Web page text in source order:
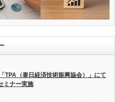
TPA（泰日経済技術振興協会）」にて
ミナー実施